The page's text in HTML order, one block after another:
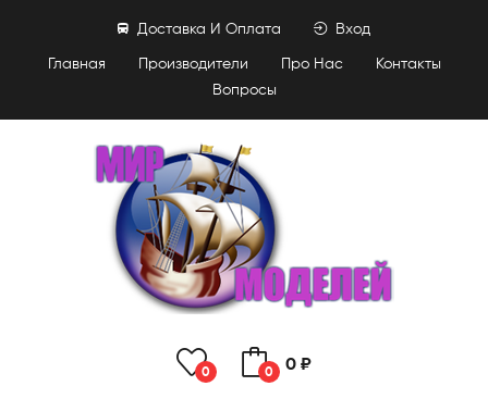
Главная Производители Про Нас
Контакты
Вопросы
Доставка И Оплата Вход
0 0 0 ₽